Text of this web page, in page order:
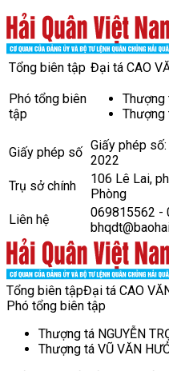
Tổng biên tập Đại tá CAO
Phó tổng biên
tập
Thượng
Thượng
Giấy phép số Giấy phép
2022
Trụ sở chính
106 Lê Lai,
Phòng
Liên hệ
069815562 -
Tổng biên tậpĐại tá CAO
Phó tổng biên tập
Thượng tá NGUYỄN
Thượng tá VŨ VĂN